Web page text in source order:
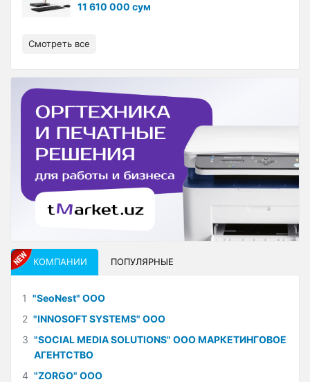
11 610 000 сум
Смотреть все
КОМПАНИИ ПОПУЛЯРНЫЕ
1 "SeoNest" ООО
2 "INNOSOFT SYSTEMS" ООО
3 "SOCIAL MEDIA SOLUTIONS" ООО МАРКЕТИНГОВОЕ
АГЕНТСТВО
4 "ZORGO" ООО